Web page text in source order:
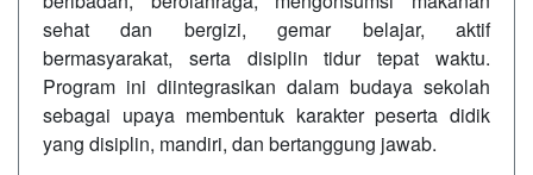
sehat dan bergizi, gemar belajar, aktif
bermasyarakat, serta disiplin tidur tepat waktu.
Program ini diintegrasikan dalam budaya sekolah
sebagai upaya membentuk karakter peserta didik
yang disiplin, mandiri, dan bertanggung jawab.